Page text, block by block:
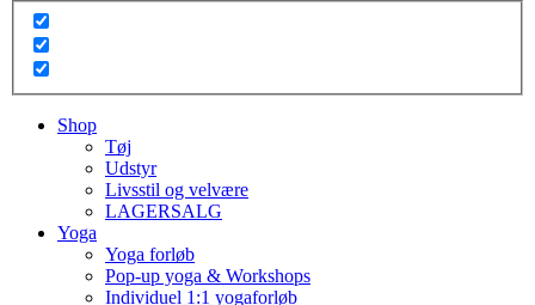
Shop
Tøj
Udstyr
Livsstil og velvære
LAGERSALG
Yoga
Yoga forløb
Pop-up yoga & Workshops
Individuel 1:1 yogaforløb